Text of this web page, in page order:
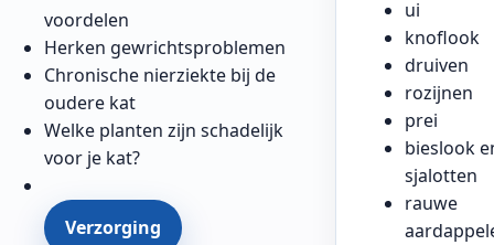
voordelen
Herken gewrichtsproblemen
Chronische nierziekte bij de
oudere kat
Welke planten zijn schadelijk
voor je kat?
Verzorging
ui
knoflook
druiven
rozijnen
prei
bieslook
sjalotten
rauwe